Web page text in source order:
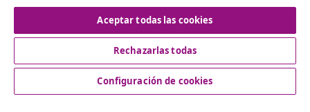
© 2008-2026 vidaXL www.vidaxl.es es una página web de
Aceptar todas las cookies
Rechazarlas todas
Configuración de cookies